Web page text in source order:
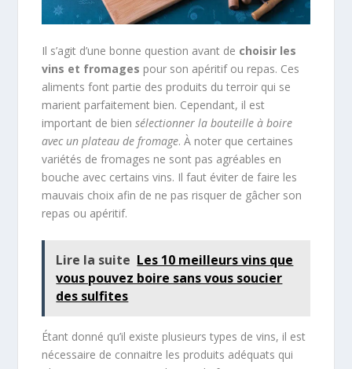
Il s’agit d’une bonne question avant de choisir les
vins et fromages pour son apéritif ou repas. Ces
aliments font partie des produits du terroir qui se
marient parfaitement bien. Cependant, il est
important de biensélectionner la bouteille à boire
avec un plateau de fromage. À noter que certaines
variétés de fromages ne sont pas agréables en
bouche avec certains vins. Il faut éviter de faire les
mauvais choix afin de ne pas risquer de gâcher son
repas ou apéritif.
Lire la suite Les 10 meilleurs vins que
vous pouvez boire sans vous soucier
des sulfites
Étant donné qu’il existe plusieurs types de vins, il est
nécessaire de connaitre les produits adéquats qui